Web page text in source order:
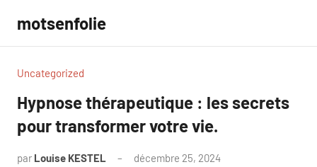
contenu
motsenfolie
Uncategorized
Hypnose thérapeutique : les secrets
pour transformer votre vie.
par Louise KESTEL décembre 25, 2024